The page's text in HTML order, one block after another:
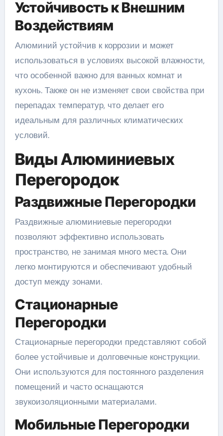
Устойчивость к Внешним
Воздействиям
Алюминий устойчив к коррозии и может
использоваться в условиях высокой влажности,
что особенной важно для ванных комнат и
кухонь. Также он не изменяет свои свойства при
перепадах температур, что делает его
идеальным для различных климатических
условий.
Виды Алюминиевых
Перегородок
Раздвижные Перегородки
Раздвижные алюминиевые перегородки
позволяют эффективно использовать
пространство, не занимая много места. Они
легко монтируются и обеспечивают удобный
доступ между зонами.
Стационарные
Перегородки
Стационарные перегородки представляют собой
более устойчивые и долговечные конструкции.
Они используются для постоянного разделения
помещений и часто оснащаются
звукоизоляционными материалами.
Мобильные Перегородки